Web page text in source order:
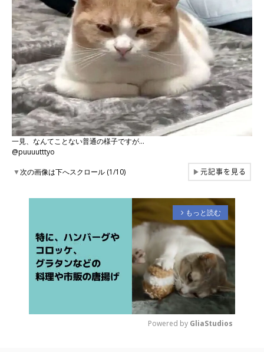
一見、なんてことない普通の様子ですが…
@puuuutttyo
▼次の画像は下へスクロール (1/10) ▶元記事を見る
arrow_forward_ios もっと読む
Powered by GliaStudios